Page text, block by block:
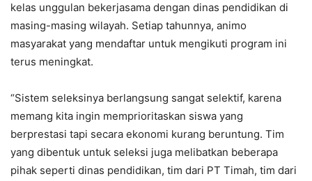
kelas unggulan bekerjasama dengan dinas pendidikan di
masing-masing wilayah. Setiap tahunnya, animo
masyarakat yang mendaftar untuk mengikuti program ini
terus meningkat.
“Sistem seleksinya berlangsung sangat selektif, karena
memang kita ingin memprioritaskan siswa yang
berprestasi tapi secara ekonomi kurang beruntung. Tim
yang dibentuk untuk seleksi juga melibatkan beberapa
pihak seperti dinas pendidikan, tim dari PT Timah, tim dari